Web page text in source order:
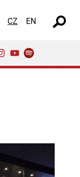
Zvolte jazyk
CZ EN